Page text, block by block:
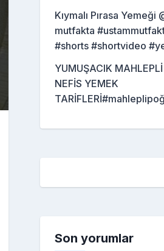
Kıymalı Pırasa Yemeği
mutfakta
#shorts #shortvideo
YUMUŞACIK
NEFİS YEMEK
Son yorumlar